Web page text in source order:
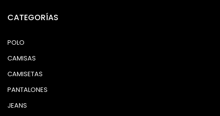
CATEGORÍAS
POLO
CAMISAS
CAMISETAS
PANTALONES
JEANS